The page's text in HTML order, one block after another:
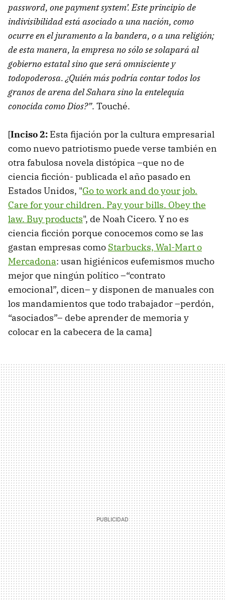
password, one payment system’. Este principio de
indivisibilidad está asociado a una nación, como
ocurre en el juramento a la bandera, o a una religión;
de esta manera, la empresa no sólo se solapará al
gobierno estatal sino que será omnisciente y
todopoderosa. ¿Quién más podría contar todos los
granos de arena del Sahara sino la entelequia
conocida como Dios?”. Touché.
[Inciso 2: Esta fijación por la cultura empresarial
como nuevo patriotismo puede verse también en
otra fabulosa novela distópica –que no de
ciencia ficción- publicada el año pasado en
Estados Unidos, "Go to work and do your job.
Care for your children. Pay your bills. Obey the
law. Buy products", de Noah Cicero. Y no es
ciencia ficción porque conocemos como se las
gastan empresas como Starbucks, Wal-Mart o
Mercadona: usan higiénicos eufemismos mucho
mejor que ningún político –“contrato
emocional”, dicen– y disponen de manuales con
los mandamientos que todo trabajador –perdón,
“asociados”– debe aprender de memoria y
colocar en la cabecera de la cama]